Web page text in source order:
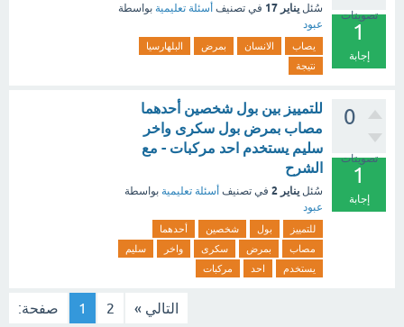
تصويتات
1
إجابة
سُئل يناير 17 في تصنيف أسئلة تعليمية بواسطة
عبود
يصاب الانسان بمرض
البلهارسيا
نتيجة
0
تصويتات
1
إجابة
للتمييز بين بول شخصين أحدهما
مصاب بمرض بول سكرى واخر
سليم يستخدم احد مركبات - مع
الشرح
سُئل يناير 2 في تصنيف أسئلة تعليمية بواسطة
عبود
للتمييز بول شخصين
أحدهما
مصاب
بمرض سكرى واخر
سليم
يستخدم
احد مركبات
صفحة: 1 2 التالي »